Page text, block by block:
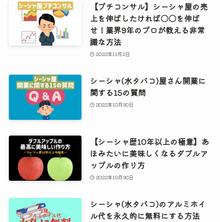
【プチコンサル】シーシャ屋の売
上を伸ばしたければ〇〇を伸ば
せ！業界9年のプロが教える非常
識な方法
2022年11月2日
シーシャ(水タバコ)屋さん開業に
関する15の質問
2022年10月30日
【シーシャ歴10年以上の極意】あ
ほみたいに美味しくなるダブルア
ップルの作り方
2022年10月30日
シーシャ(水タバコ)のアルミホイ
ル代を永久的に無料にする方法